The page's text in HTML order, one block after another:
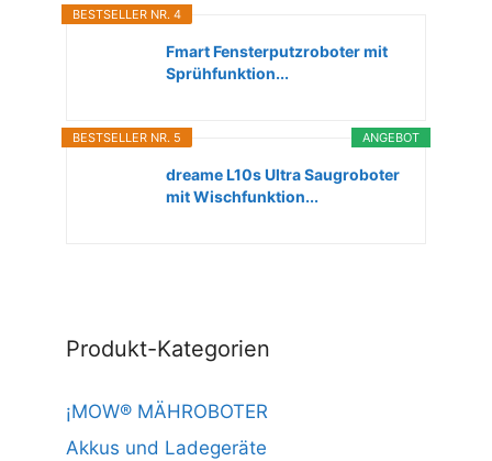
BESTSELLER NR. 4
Fmart Fensterputzroboter mit
Sprühfunktion...
ANGEBOT
BESTSELLER NR. 5
dreame L10s Ultra Saugroboter
mit Wischfunktion...
Produkt-Kategorien
¡MOW® MÄHROBOTER
Akkus und Ladegeräte